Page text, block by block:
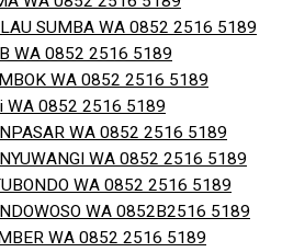
SUMBA WA 0852 2516 5189
WA 0852 2516 5189
WA 0852 2516 5189
WA 0852 2516 5189
WA 0852 2516 5189
WA 0852 2516 5189
WA 0852 2516 5189
WA 0852B2516 5189
WA 0852 2516 5189